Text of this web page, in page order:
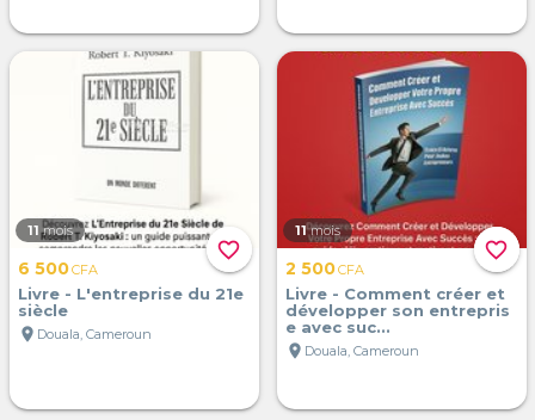
favorite_border
11 mois
6 500CFA
Livre - L'entreprise du 21e
siècle
location_on Douala, Cameroun
favorite_border
11 mois
2 500CFA
Livre - Comment créer et
développer son entrepris
e avec suc...
location_on Douala, Cameroun